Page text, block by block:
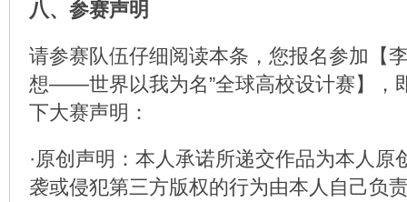
八、参赛声明
请参赛队伍仔细阅读本条，您报名参加【
想——世界以我为名”全球高校设计赛】，
下大赛声明：
·原创声明：本人承诺所递交作品为本人原
袭或侵犯第三方版权的行为由本人自己负